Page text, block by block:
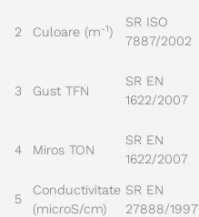
2 Culoare (m-1)
SR ISO
7887/2002
3 Gust TFN
SR EN
1622/2007
4 Miros TON
SR EN
1622/2007
5
Conductivitate
(microS/cm)
SR EN
27888/1997